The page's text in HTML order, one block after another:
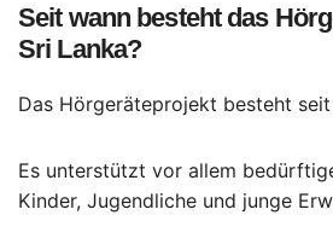
Seit wann besteht das
Sri Lanka?
Das Hörgeräteprojekt besteht
Es unterstützt vor allem
Kinder, Jugendliche und junge